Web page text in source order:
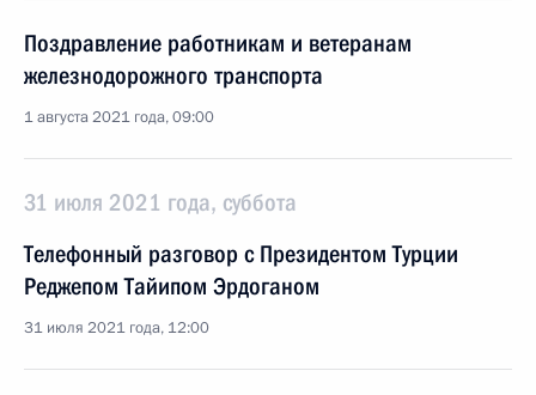
Поздравление работникам и ветеранам
железнодорожного транспорта
1 августа 2021 года, 09:00
31 июля 2021 года, суббота
Телефонный разговор с Президентом Турции
Реджепом Тайипом Эрдоганом
31 июля 2021 года, 12:00